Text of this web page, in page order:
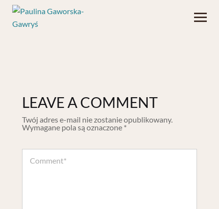
LEAVE A COMMENT
Twój adres e-mail nie zostanie opublikowany.
Wymagane pola są oznaczone *